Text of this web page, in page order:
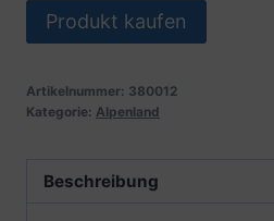
Produkt kaufen
Artikelnummer: 380012
Kategorie: Alpenland
Beschreibung